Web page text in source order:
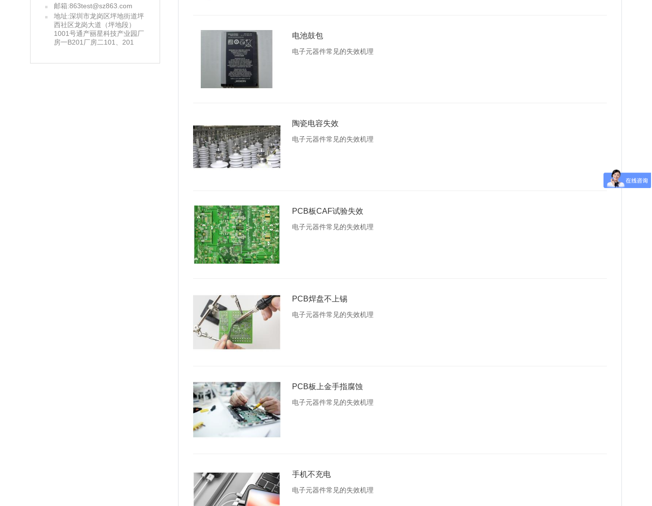
邮箱:863test@sz863.com
地址:深圳市龙岗区坪地街道坪
西社区龙岗大道（坪地段）
1001号通产丽星科技产业园厂
房一B201厂房二101、201
电池鼓包
电子元器件常见的失效机理
陶瓷电容失效
电子元器件常见的失效机理
PCB板CAF试验失效
电子元器件常见的失效机理
PCB焊盘不上锡
电子元器件常见的失效机理
PCB板上金手指腐蚀
电子元器件常见的失效机理
手机不充电
电子元器件常见的失效机理